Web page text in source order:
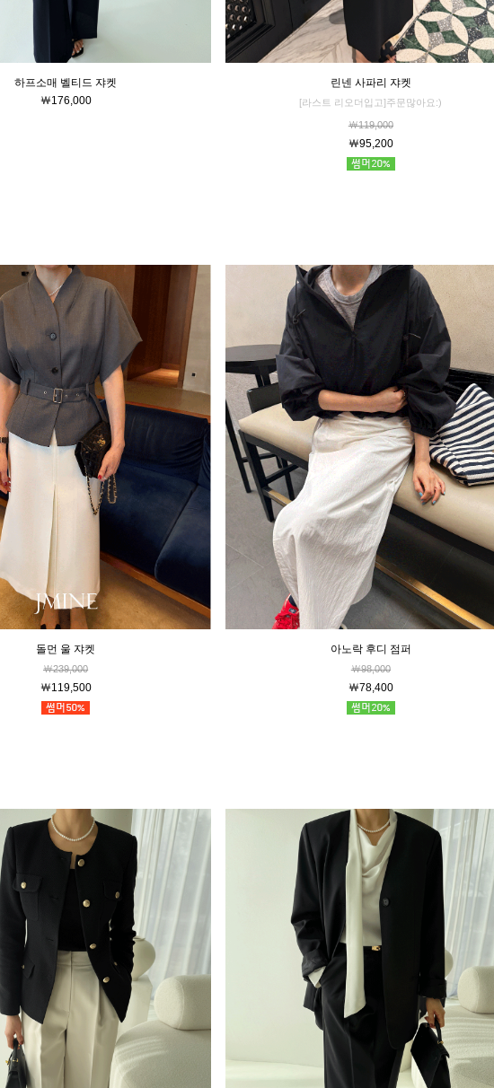
하프소매 벨티드 쟈켓
￦176,000
린넨 사파리 쟈켓
[라스트 리오더입고]주문많아요:)
￦119,000
￦95,200
돌먼 울 쟈켓
￦239,000
￦119,500
아노락 후디 점퍼
￦98,000
￦78,400